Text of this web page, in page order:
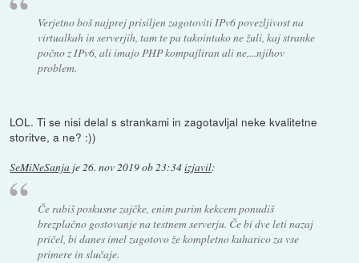
Verjetno boš najprej prisiljen zagotoviti IPv6 povezljivost na
virtualkah in serverjih, tam te pa takointako ne žuli, kaj stranke
počno z IPv6, ali imajo PHP kompajliran ali ne,...njihov
problem.
LOL. Ti se nisi delal s strankami in zagotavljal neke kvalitetne
storitve, a ne? :))
SeMiNeSanja je 26. nov 2019 ob 23:34izjavil:
Če rabiš poskusne zajčke, enim parim kekcem ponudiš
brezplačno gostovanje na testnem serverju. Če bi dve leti nazaj
pričel, bi danes imel zagotovo že kompletno kuharico za vse
primere in slučaje.